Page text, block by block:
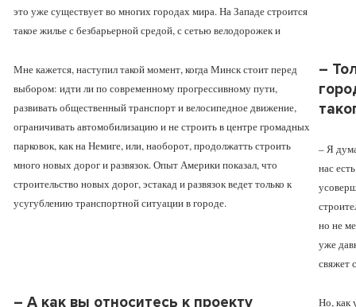
это уже существует во многих городах мира. На Западе строится
такое жилье с безбарьерной средой, с сетью велодорожек и
Мне кажется, наступил такой момент, когда Минск стоит перед
выбором: идти ли по современному прогрессивному пути,
развивать общественный транспорт и велосипедное движение,
ограничивать автомобилизацию и не строить в центре громадных
парковок, как на Немиге, или, наоборот, продолжатть строить
много новых дорог и развязок. Опыт Америки показал, что
строительство новых дорог, эстакад и развязок ведет только к
усугублению транспортной ситуации в городе.
–
– Я
нас
но не
уже
свяжет
– А как вы относитесь к проекту
Но, как